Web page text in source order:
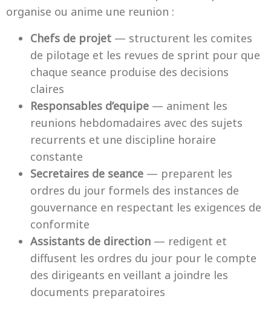
organise ou anime une reunion :
Chefs de projet — structurent les comites
de pilotage et les revues de sprint pour que
chaque seance produise des decisions
claires
Responsables d’equipe — animent les
reunions hebdomadaires avec des sujets
recurrents et une discipline horaire
constante
Secretaires de seance — preparent les
ordres du jour formels des instances de
gouvernance en respectant les exigences de
conformite
Assistants de direction — redigent et
diffusent les ordres du jour pour le compte
des dirigeants en veillant a joindre les
documents preparatoires